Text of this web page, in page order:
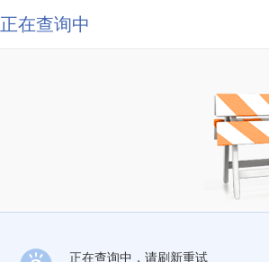
正在查询中
正在查询中，请刷新重试